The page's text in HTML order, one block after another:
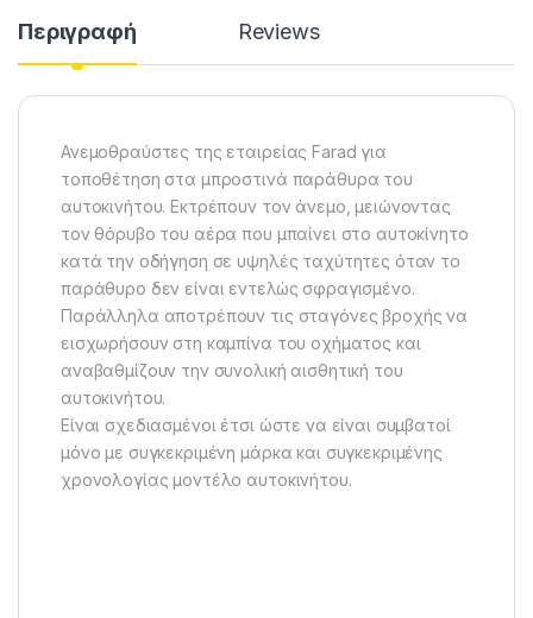
Περιγραφή Reviews
Ανεμοθραύστες της εταιρείας Farad για
τοποθέτηση στα μπροστινά παράθυρα του
αυτοκινήτου. Εκτρέπουν τον άνεμο, μειώνοντας
τον θόρυβο του αέρα που μπαίνει στο αυτοκίνητο
κατά την οδήγηση σε υψηλές ταχύτητες όταν το
παράθυρο δεν είναι εντελώς σφραγισμένο.
Παράλληλα αποτρέπουν τις σταγόνες βροχής να
εισχωρήσουν στη καμπίνα του οχήματος και
αναβαθμίζουν την συνολική αισθητική του
αυτοκινήτου.
Είναι σχεδιασμένοι έτσι ώστε να είναι συμβατοί
μόνο με συγκεκριμένη μάρκα και συγκεκριμένης
χρονολογίας μοντέλο αυτοκινήτου.